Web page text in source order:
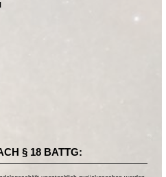
§ 18 BATTG: